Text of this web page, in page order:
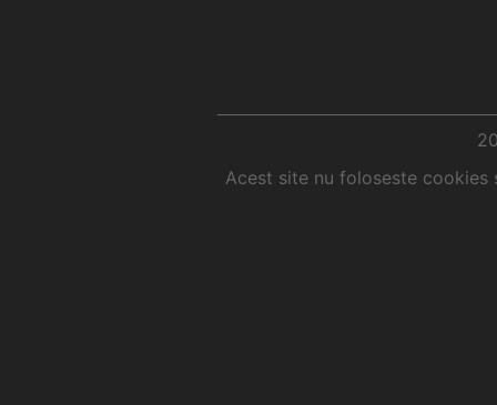
Acest site nu foloseste cookies